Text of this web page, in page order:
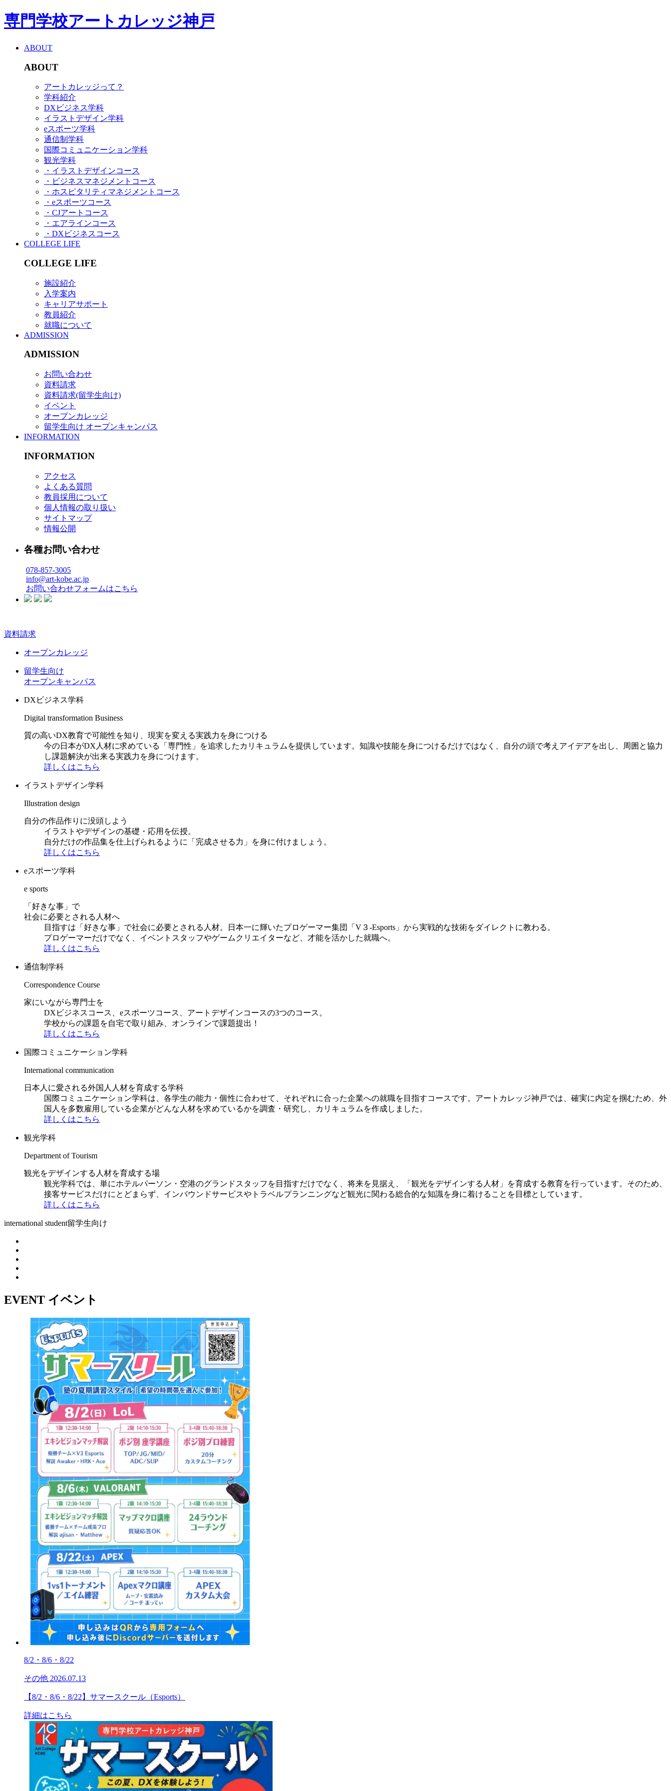
専門学校アートカレッジ神戸
ABOUT
ABOUT
アートカレッジって？
学科紹介
DXビジネス学科
イラストデザイン学科
eスポーツ学科
通信制学科
国際コミュニケーション学科
観光学科
・イラストデザインコース
・ビジネスマネジメントコース
・ホスピタリティマネジメントコース
・eスポーツコース
・CJアートコース
・エアラインコース
・DXビジネスコース
COLLEGE LIFE
COLLEGE LIFE
施設紹介
入学案内
キャリアサポート
教員紹介
就職について
ADMISSION
ADMISSION
お問い合わせ
資料請求
資料請求(留学生向け)
イベント
オープンカレッジ
留学生向け オープンキャンパス
INFORMATION
INFORMATION
アクセス
よくある質問
教員採用について
個人情報の取り扱い
サイトマップ
情報公開
各種お問い合わせ
078-857-3005
info@art-kobe.ac.jp
お問い合わせフォームはこちら
資料請求
オープンカレッジ
留学生向け
オープンキャンパス
DXビジネス学科
Digital transformation Business
質の高いDX教育で可能性を知り、現実を変える実践力を身につける
今の日本がDX人材に求めている「専門性」を追求したカリキュラムを提供しています。知識や技能を身につけるだけではなく、自分の頭で考えアイデアを出し、周囲と協力
し課題解決が出来る実践力を身につけます。
詳しくはこちら
イラストデザイン学科
Illustration design
自分の作品作りに没頭しよう
イラストやデザインの基礎・応用を伝授。
自分だけの作品集を仕上げられるように「完成させる力」を身に付けましょう。
詳しくはこちら
eスポーツ学科
e sports
「好きな事」で
社会に必要とされる人材へ
目指すは「好きな事」で社会に必要とされる人材。日本一に輝いたプロゲーマー集団「V３-Esports」から実戦的な技術をダイレクトに教わる。
プロゲーマーだけでなく、イベントスタッフやゲームクリエイターなど、才能を活かした就職へ。
詳しくはこちら
通信制学科
Correspondence Course
家にいながら専門士を
DXビジネスコース、eスポーツコース、アートデザインコースの3つのコース。
学校からの課題を自宅で取り組み、オンラインで課題提出！
詳しくはこちら
国際コミュニケーション学科
International communication
日本人に愛される外国人人材を育成する学科
国際コミュニケーション学科は、各学生の能力・個性に合わせて、それぞれに合った企業への就職を目指すコースです。アートカレッジ神戸では、確実に内定を掴むため、外
国人を多数雇用している企業がどんな人材を求めているかを調査・研究し、カリキュラムを作成しました。
詳しくはこちら
観光学科
Department of Tourism
観光をデザインする人材を育成する場
観光学科では、単にホテルパーソン・空港のグランドスタッフを目指すだけでなく、将来を見据え、「観光をデザインする人材」を育成する教育を行っています。そのため、
接客サービスだけにとどまらず、インバウンドサービスやトラベルプランニングなど観光に関わる総合的な知識を身に着けることを目標としています。
詳しくはこちら
international student留学生向け
EVENT イベント
8/2・8/6・8/22
その他 2026.07.13
【8/2・8/6・8/22】サマースクール（Esports）
詳細はこちら